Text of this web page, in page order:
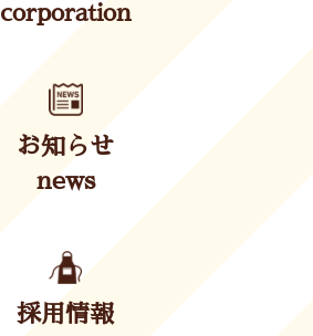
corporation
お知らせ
news
採用情報